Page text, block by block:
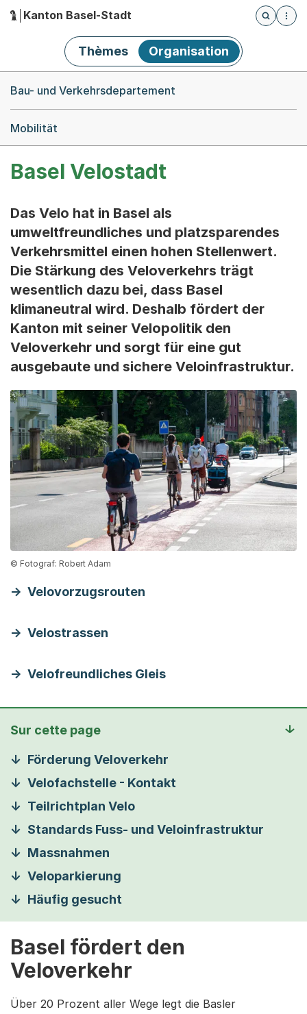
Hauptnavigation
Kanton Basel-Stadt
Öffnet
Thèmes Organisation
Bau- und Verkehrsdepartement
Mobilität
Basel Velostadt
Das Velo hat in Basel als
umweltfreundliches und platzsparendes
Verkehrsmittel einen hohen Stellenwert.
Die Stärkung des Veloverkehrs trägt
wesentlich dazu bei, dass Basel
klimaneutral wird. Deshalb fördert der
Kanton mit seiner Velopolitik den
Veloverkehr und sorgt für eine gut
ausgebaute und sichere Veloinfrastruktur.
© Fotograf: Robert Adam
Velovorzugsrouten
Velostrassen
Velofreundliches Gleis
Sur cette page
Förderung Veloverkehr
Velofachstelle - Kontakt
Teilrichtplan Velo
Standards Fuss- und Veloinfrastruktur
Massnahmen
Veloparkierung
Häufig gesucht
Basel fördert den
Veloverkehr
Über 20 Prozent aller Wege legt die Basler